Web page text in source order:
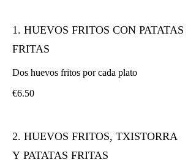
1. HUEVOS FRITOS CON PATATAS
FRITAS
Dos huevos fritos por cada plato
€6.50
2. HUEVOS FRITOS, TXISTORRA
Y PATATAS FRITAS